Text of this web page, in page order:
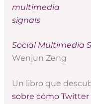
Social Multimedia
Wenjun Zeng
Un libro que
sobre cómo